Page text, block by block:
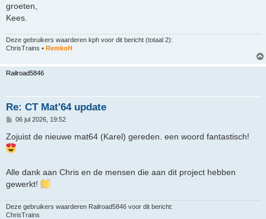
groeten,
Kees.
Deze gebruikers waarderen kph voor dit bericht (totaal 2):
ChrisTrains • RemkoH
Railroad5846
Re: CT Mat'64 update
B
r
i
c
06 jul 2026, 19:52
Zojuist de nieuwe mat64 (Karel) gereden. een woord fantastisch!
Alle dank aan Chris en de mensen die aan dit project hebben
gewerkt!
Deze gebruikers waarderen Railroad5846 voor dit bericht:
ChrisTrains